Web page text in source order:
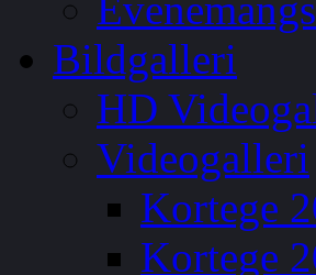
Bildgalleri
HD
Videogalleri
Kortege
Kortege